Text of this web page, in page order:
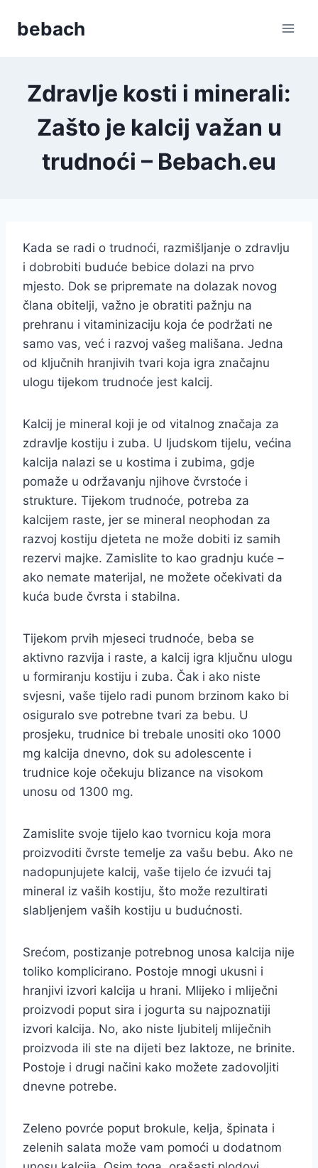
bebach
Zdravlje kosti i minerali:
Zašto je kalcij važan u
trudnoći – Bebach.eu
Kada se radi o trudnoći, razmišljanje o zdravlju
i dobrobiti buduće bebice dolazi na prvo
mjesto. Dok se pripremate na dolazak novog
člana obitelji, važno je obratiti pažnju na
prehranu i vitaminizaciju koja će podržati ne
samo vas, već i razvoj vašeg mališana. Jedna
od ključnih hranjivih tvari koja igra značajnu
ulogu tijekom trudnoće jest kalcij.
Kalcij je mineral koji je od vitalnog značaja za
zdravlje kostiju i zuba. U ljudskom tijelu, većina
kalcija nalazi se u kostima i zubima, gdje
pomaže u održavanju njihove čvrstoće i
strukture. Tijekom trudnoće, potreba za
kalcijem raste, jer se mineral neophodan za
razvoj kostiju djeteta ne može dobiti iz samih
rezervi majke. Zamislite to kao gradnju kuće –
ako nemate materijal, ne možete očekivati da
kuća bude čvrsta i stabilna.
Tijekom prvih mjeseci trudnoće, beba se
aktivno razvija i raste, a kalcij igra ključnu ulogu
u formiranju kostiju i zuba. Čak i ako niste
svjesni, vaše tijelo radi punom brzinom kako bi
osiguralo sve potrebne tvari za bebu. U
prosjeku, trudnice bi trebale unositi oko 1000
mg kalcija dnevno, dok su adolescente i
trudnice koje očekuju blizance na visokom
unosu od 1300 mg.
Zamislite svoje tijelo kao tvornicu koja mora
proizvoditi čvrste temelje za vašu bebu. Ako ne
nadopunjujete kalcij, vaše tijelo će izvući taj
mineral iz vaših kostiju, što može rezultirati
slabljenjem vaših kostiju u budućnosti.
Srećom, postizanje potrebnog unosa kalcija nije
toliko komplicirano. Postoje mnogi ukusni i
hranjivi izvori kalcija u hrani. Mlijeko i mliječni
proizvodi poput sira i jogurta su najpoznatiji
izvori kalcija. No, ako niste ljubitelj mliječnih
proizvoda ili ste na dijeti bez laktoze, ne brinite.
Postoje i drugi načini kako možete zadovoljiti
dnevne potrebe.
Zeleno povrće poput brokule, kelja, špinata i
zelenih salata može vam pomoći u dodatnom